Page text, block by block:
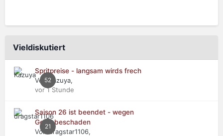
Vieldiskutiert
52
Spritpreise - langsam wirds frech
Von Kazuya,
vor 1 Stunde
21
Saison 26 ist beendet - wegen
Getriebeschaden
Von dragstar1106,